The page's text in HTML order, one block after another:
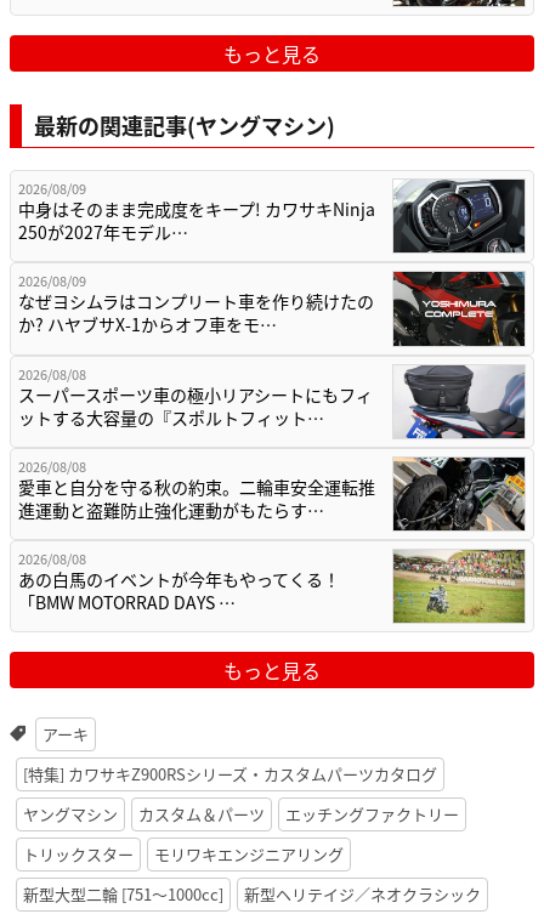
もっと見る
最新の関連記事(ヤングマシン)
2026/08/09
中身はそのまま完成度をキープ! カワサキNinja
250が2027年モデル…
2026/08/09
なぜヨシムラはコンプリート車を作り続けたの
か? ハヤブサX-1からオフ車をモ…
2026/08/08
スーパースポーツ車の極小リアシートにもフィ
ットする大容量の『スポルトフィット…
2026/08/08
愛車と自分を守る秋の約束。二輪車安全運転推
進運動と盗難防止強化運動がもたらす…
2026/08/08
あの白馬のイベントが今年もやってくる！
「BMW MOTORRAD DAYS …
もっと見る
アーキ
[特集] カワサキZ900RSシリーズ・カスタムパーツカタログ
ヤングマシン
カスタム＆パーツ
エッチングファクトリー
トリックスター
モリワキエンジニアリング
新型大型二輪 [751〜1000cc]
新型ヘリテイジ／ネオクラシック